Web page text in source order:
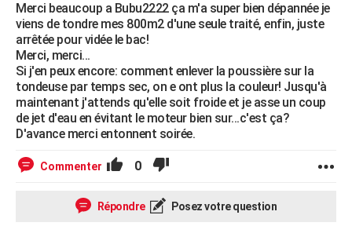
Merci beaucoup a Bubu2222 ça m'a super bien dépannée je
viens de tondre mes 800m2 d'une seule traité, enfin, juste
arrêtée pour vidée le bac!
Merci, merci...
Si j'en peux encore: comment enlever la poussière sur la
tondeuse par temps sec, on e ont plus la couleur! Jusqu'à
maintenant j'attends qu'elle soit froide et je asse un coup
de jet d'eau en évitant le moteur bien sur...c'est ça?
D'avance merci entonnent soirée.
Commenter 0
Répondre Posez votre question